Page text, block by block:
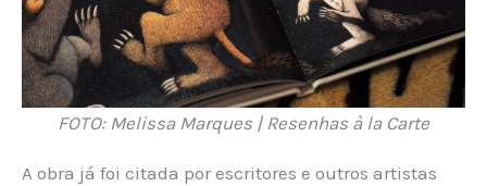
FOTO: Melissa Marques | Resenhas à la Carte
A obra já foi citada por escritores e outros artistas